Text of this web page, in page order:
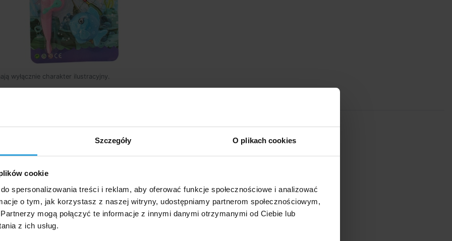
Szczegóły O plikach cookies
cookie
spersonalizowania treści i reklam, aby oferować funkcje społecznościowe i analizować
o tym, jak korzystasz z naszej witryny, udostępniamy partnerom społecznościowym,
mogą połączyć te informacje z innymi danymi otrzymanymi od Ciebie lub
z ich usług.
wyłącznie charakter ilustracyjny.
opi
za pomocą magnesu.
ok. 53 × 19 × 4,5 cm.